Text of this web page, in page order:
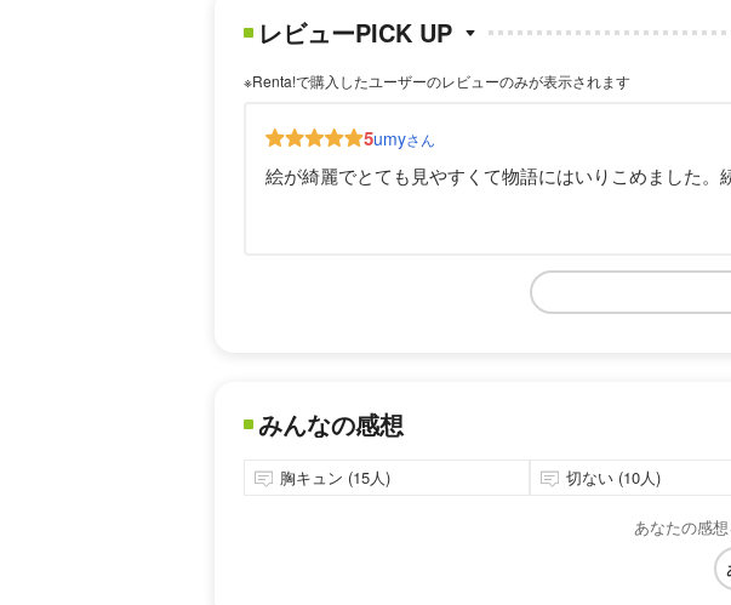
レビューPICK UP
※Renta!で購入したユーザーのレビューのみが表示されます
5umyさん
絵が綺麗でとても見やすくて物語にはいりこめました。
みんなの感想
胸キュン (15人) 切ない (10人)
あなたの感